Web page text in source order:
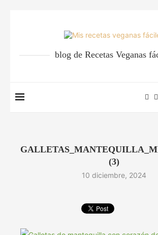
blog de Recetas Veganas
(3)
10 diciembre, 2024